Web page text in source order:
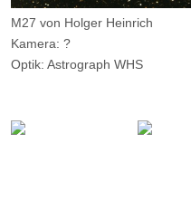
M27 von Holger Heinrich
Kamera: ?
Optik: Astrograph WHS
Ort: WHS-Essen